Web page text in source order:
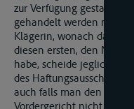
zur Verfügung gestanden
gehandelt werden
Klägerin, wonach das
diesen ersten, den
habe, scheide jegliche
des
auch falls man den
Vordergericht nicht mehr